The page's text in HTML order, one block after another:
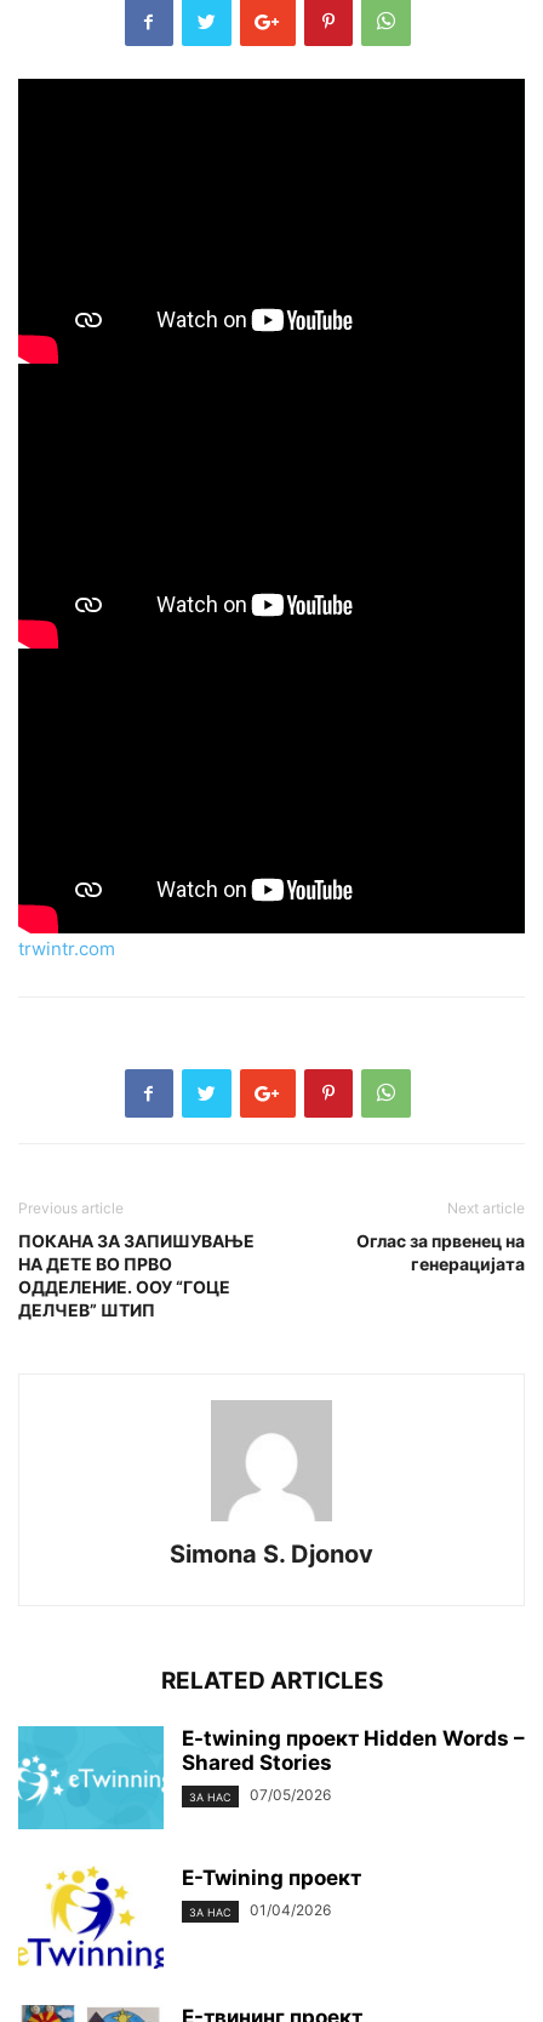
trwintr.com
Previous article
ПОКАНА ЗА ЗАПИШУВАЊЕ
НА ДЕТЕ ВО ПРВО
ОДДЕЛЕНИЕ. ООУ “ГОЦЕ
ДЕЛЧЕВ” ШТИП
Next article
Оглас за првенец на
генерацијата
Simona S. Djonov
RELATED ARTICLES
E-twining проект Hidden Words –
Shared Stories
ЗА НАС 07/05/2026
E-Twining проект
ЗА НАС 01/04/2026